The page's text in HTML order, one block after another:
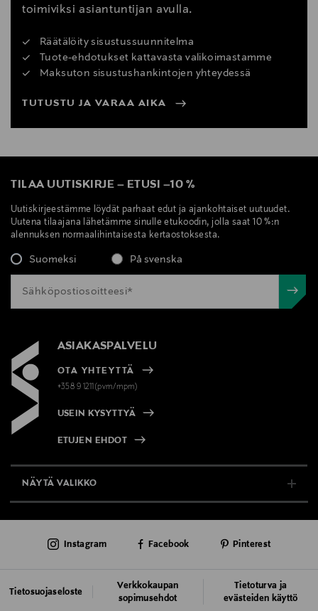
toimiviksi asiantuntijan avulla.
Räätälöity sisustussuunnitelma
Tuote-ehdotukset kattavasta valikoimastamme
Maksuton sisustushankintojen yhteydessä
TUTUSTU JA VARAA AIKA
TILAA UUTISKIRJE – ETUSI –10 %
Uutiskirjeestämme löydät parhaat edut ja ajankohtaiset uutuudet.
Uutena tilaajana lähetämme sinulle etukoodin, jolla saat 10 %:n
alennuksen normaalihintaisesta kertaostoksesta.
Suomeksi På svenska
ASIAKASPALVELU
OTA YHTEYTTÄ
+358 9 1211(pvm/mpm)
USEIN KYSYTTYÄ
ETUJEN EHDOT
NÄYTÄ VALIKKO
AJANKOHTAISTA
Tietosuojaseloste
Verkkokaupan
sopimusehdot
Tietoturva ja
evästeiden käyttö
Instagram Facebook Pinterest